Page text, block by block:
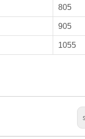
805
905
1055